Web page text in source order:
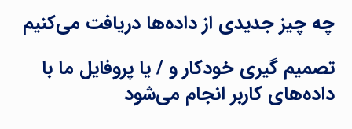
چه چیز جدیدی از داده‌ها دریافت می‌کنیم
تصمیم گیری خودکار و / یا پروفایل ما با
داده‌های کاربر انجام می‌شود